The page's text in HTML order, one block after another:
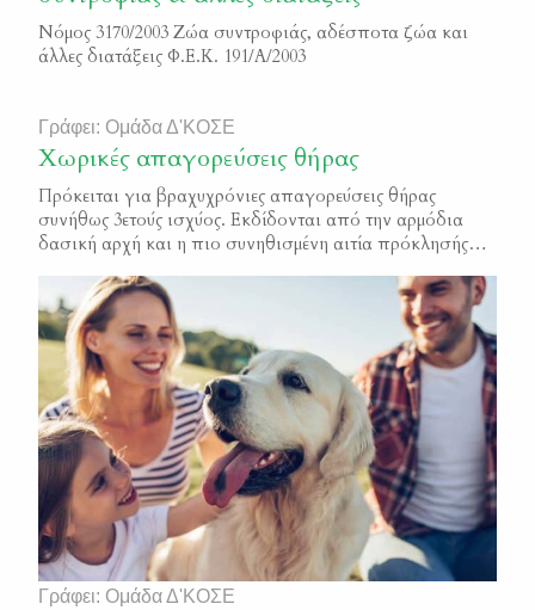
Νόμος 3170/2003 Ζώα συντροφιάς, αδέσποτα ζώα και
άλλες διατάξεις Φ.Ε.Κ. 191/Α/2003
Γράφει: Ομάδα Δ'ΚΟΣΕ
Χωρικές απαγορεύσεις θήρας
Πρόκειται για βραχυχρόνιες απαγορεύσεις θήρας
συνήθως 3ετούς ισχύος. Εκδίδονται από την αρμόδια
δασική αρχή και η πιο συνηθισμένη αιτία πρόκλησής
Γράφει: Ομάδα Δ'ΚΟΣΕ